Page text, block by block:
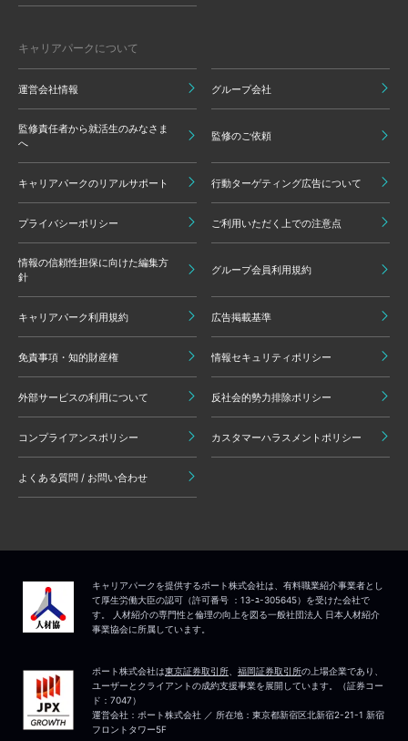
キャリアパークについて
運営会社情報 グループ会社
監修責任者から就活生のみなさま
へ
監修のご依頼
キャリアパークのリアルサポート 行動ターゲティング広告について
プライバシーポリシー ご利用いただく上での注意点
情報の信頼性担保に向けた編集方
針
グループ会員利用規約
キャリアパーク利用規約 広告掲載基準
免責事項・知的財産権 情報セキュリティポリシー
外部サービスの利用について 反社会的勢力排除ポリシー
コンプライアンスポリシー カスタマーハラスメントポリシー
よくある質問 / お問い合わせ